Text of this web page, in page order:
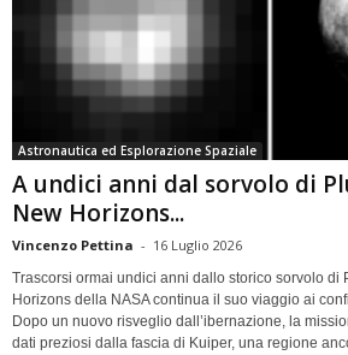
Astronautica ed Esplorazione Spaziale
A undici anni dal sorvolo di
New Horizons...
Vincenzo Pettina - 16 Luglio 2026
Trascorsi ormai undici anni dallo storico sorvolo di
Horizons della NASA continua il suo viaggio ai
Dopo un nuovo risveglio dall’ibernazione, la
dati preziosi dalla fascia di Kuiper, una regione